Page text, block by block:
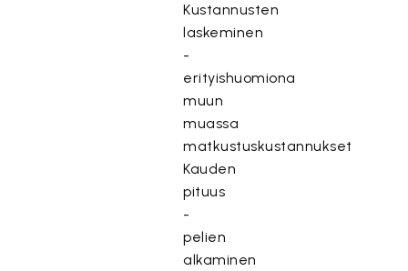
Kustannusten
laskeminen
-
erityishuomiona
muun
muassa
matkustuskustannukset
Kauden
pituus
-
pelien
alkaminen